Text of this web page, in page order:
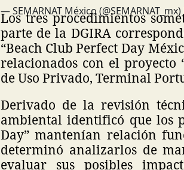
— SEMARNAT México (@SEMARNAT_mx)
Los tres procedimientos
parte de la DGIRA
“Beach Club Perfect Day
relacionados con el proyecto
de Uso Privado, Terminal
Derivado de la revisión
ambiental identificó que los
Day” mantenían relación
determinó analizarlos de
evaluar sus posibles